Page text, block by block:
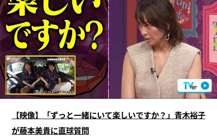
【映像】「ずっと一緒にいて楽しいですか？」青木裕子
が藤本美貴に直球質問